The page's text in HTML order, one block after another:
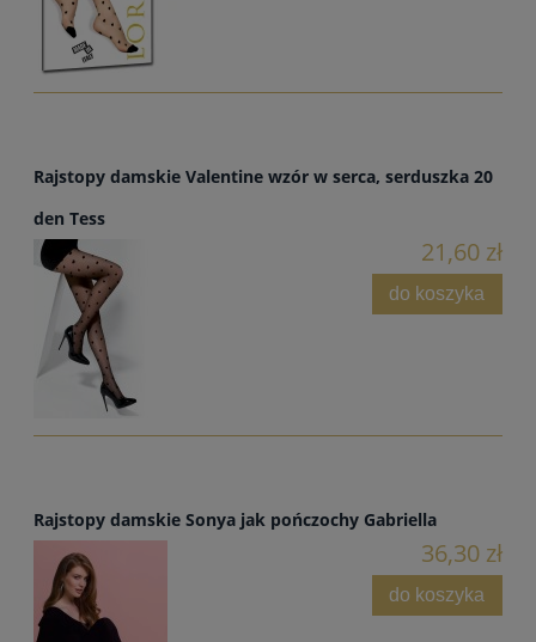
Rajstopy damskie Valentine wzór w serca, serduszka 20
den Tess
21,60 zł
do koszyka
Rajstopy damskie Sonya jak pończochy Gabriella
36,30 zł
do koszyka